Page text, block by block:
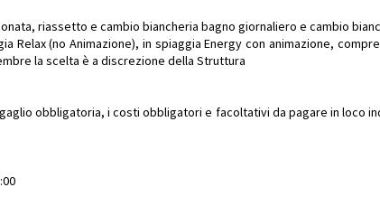
riassetto e cambio biancheria bagno giornaliero e cambio
Relax (no Animazione), in spiaggia Energy con animazione,
la scelta è a discrezione della Struttura
obbligatoria, i costi obbligatori e facoltativi da pagare in loco